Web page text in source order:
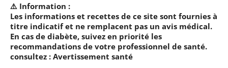
⚠️ Information :
Les informations et recettes de ce site sont fournies à
titre indicatif et ne remplacent pas un avis médical.
En cas de diabète, suivez en priorité les
recommandations de votre professionnel de santé.
consultez : Avertissement santé